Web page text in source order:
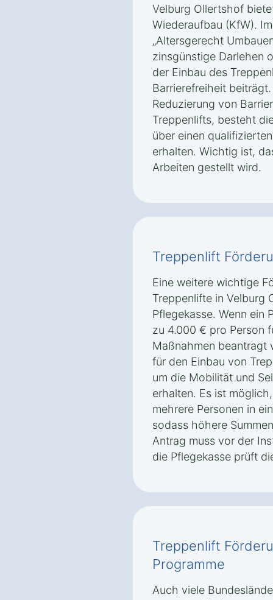
Velburg Ollertshof
Wiederaufbau (KfW).
„Altersgerecht
zinsgünstige Darlehen
der Einbau des
Barrierefreiheit
Reduzierung von
Treppenlifts, besteht
über einen
erhalten. Wichtig ist,
Arbeiten gestellt wird.
Treppenlift
Eine weitere wichtige
Treppenlifte in Velburg
Pflegekasse. Wenn ein
zu 4.000 € pro Person
Maßnahmen beantragt
für den Einbau von
um die Mobilität und
erhalten. Es ist
mehrere Personen in
sodass höhere
Antrag muss vor der
die Pflegekasse prüft
Treppenlift
Programme
Auch viele